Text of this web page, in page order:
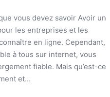
vous devez savoir Avoir un
les entreprises et les
en ligne. Cependant,
à tous sur internet, vous
fiable. Mais qu’est-ce
et…